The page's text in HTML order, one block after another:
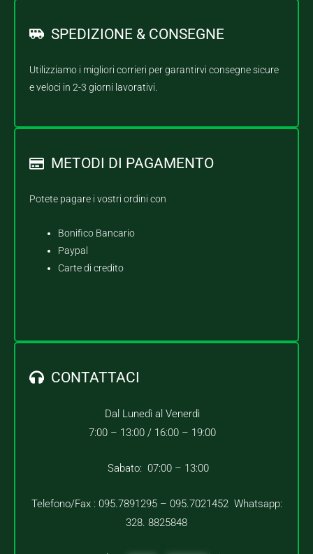
SPEDIZIONE & CONSEGNE
Utilizziamo i migliori corrieri per garantirvi consegne sicure
e veloci in 2-3 giorni lavorativi.
METODI DI PAGAMENTO
Potete pagare i vostri ordini con
Bonifico Bancario
Paypal
Carte di credito
CONTATTACI
Dal Lunedì al Venerdì
7:00 – 13:00 / 16:00 – 19:00
Sabato: 07:00 – 13:00
Telefono/Fax : 095.7891295 – 095.7021452 Whatsapp:
328. 8825848